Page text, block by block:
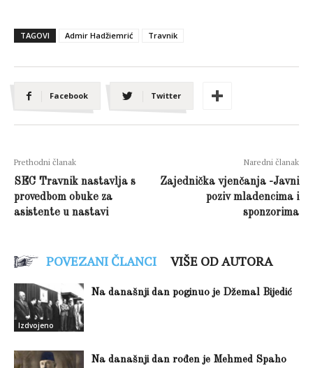
TAGOVI Admir Hadžiemrić Travnik
Facebook Twitter
Prethodni članak
SEC Travnik nastavlja s
provedbom obuke za
asistente u nastavi
Naredni članak
Zajednička vjenčanja -Javni
poziv mladencima i
sponzorima
POVEZANI ČLANCI VIŠE OD AUTORA
Izdvojeno
Na današnji dan poginuo je Džemal Bijedić
Na današnji dan rođen je Mehmed Spaho